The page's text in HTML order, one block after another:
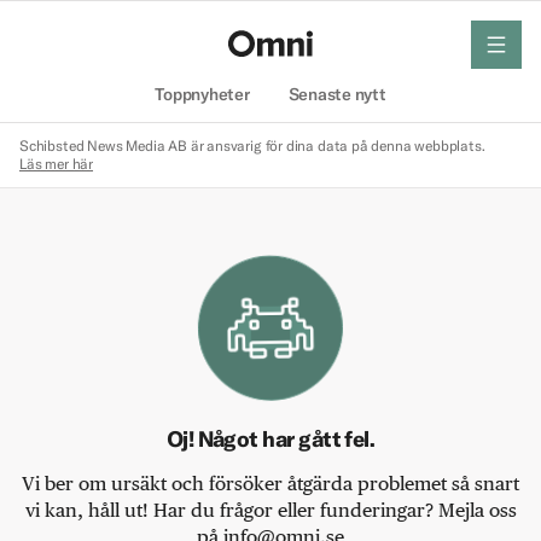
Toppnyheter Senaste nytt
meny
Schibsted News Media AB är ansvarig för dina data på denna webbplats.
Läs mer här
Oj! Något har gått fel.
Vi ber om ursäkt och försöker åtgärda problemet så snart
vi kan, håll ut! Har du frågor eller funderingar? Mejla oss